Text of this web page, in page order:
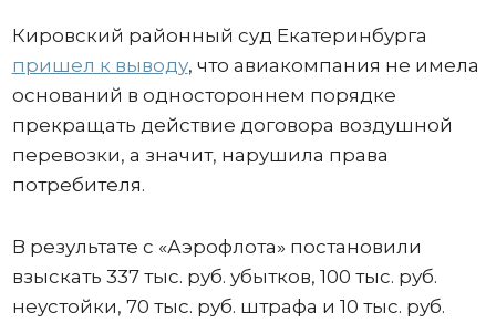
Кировский районный суд Екатеринбурга
пришел к выводу, что авиакомпания не имела
оснований в одностороннем порядке
прекращать действие договора воздушной
перевозки, а значит, нарушила права
потребителя.
В результате с «Аэрофлота» постановили
взыскать 337 тыс. руб. убытков, 100 тыс. руб.
неустойки, 70 тыс. руб. штрафа и 10 тыс. руб.